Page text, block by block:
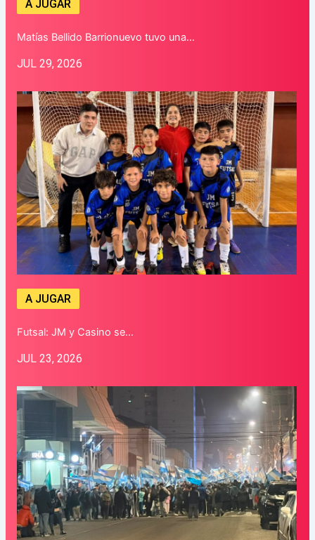
A JUGAR
Matías Bellido Barrionuevo tuvo una…
JUL 29, 2026
A JUGAR
Futsal: JM y Casino se…
JUL 23, 2026